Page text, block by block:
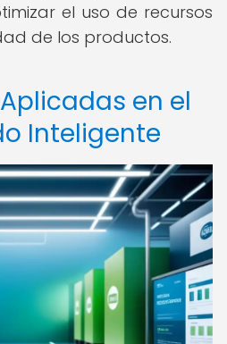
el uso de recursos
de los productos.
en el
Inteligente